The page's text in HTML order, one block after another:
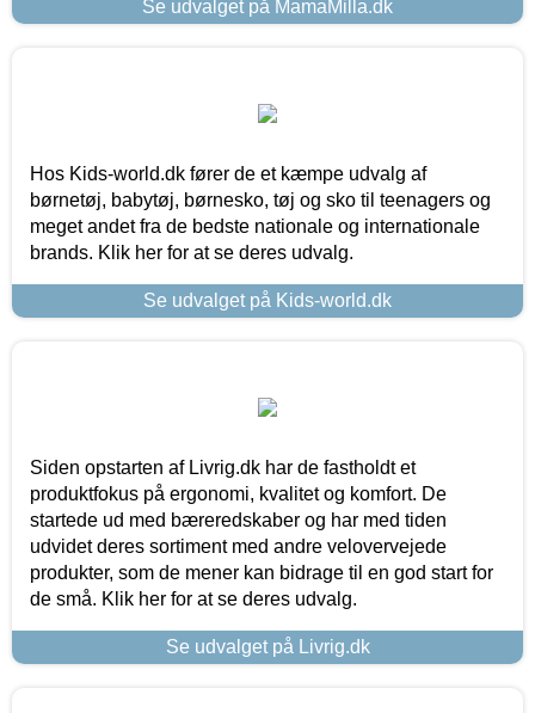
Se udvalget på MamaMilla.dk
Hos Kids-world.dk fører de et kæmpe udvalg af
børnetøj, babytøj, børnesko, tøj og sko til teenagers og
meget andet fra de bedste nationale og internationale
brands. Klik her for at se deres udvalg.
Se udvalget på Kids-world.dk
Siden opstarten af Livrig.dk har de fastholdt et
produktfokus på ergonomi, kvalitet og komfort. De
startede ud med bæreredskaber og har med tiden
udvidet deres sortiment med andre velovervejede
produkter, som de mener kan bidrage til en god start for
de små. Klik her for at se deres udvalg.
Se udvalget på Livrig.dk